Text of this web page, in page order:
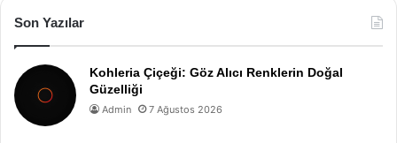
Son Yazılar
Kohleria Çiçeği: Göz Alıcı Renklerin Doğal
Güzelliği
Admin 7 Ağustos 2026